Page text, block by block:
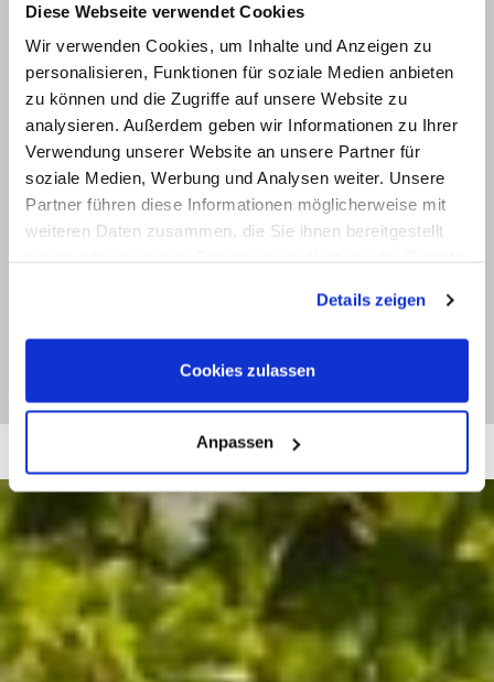
Diese Webseite verwendet Cookies
Wir verwenden Cookies, um Inhalte und Anzeigen zu
personalisieren, Funktionen für soziale Medien anbieten
zu können und die Zugriffe auf unsere Website zu
analysieren. Außerdem geben wir Informationen zu Ihrer
Verwendung unserer Website an unsere Partner für
soziale Medien, Werbung und Analysen weiter. Unsere
Partner führen diese Informationen möglicherweise mit
weiteren Daten zusammen, die Sie ihnen bereitgestellt
Cookies, wenn Sie unsere Webseite weiterhin nutzen.
Details zeigen
Cookies zulassen
Anpassen
schafft.
Es gibt auch viel jenseits der Stadt zu
entdecken. Macht einen Tagesausflug zu
nahegelegenen Städten wie College Place,
Waitsburg, Dayton und Milton-Freewater, um
die Region aus einer anderen Perspektive zu
erleben. Egal, ob ihr etwas zu tun sucht, eine
perfekte Weingut finden möchtet, Walla Walla
hat alles zu bieten.